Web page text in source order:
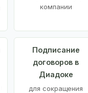
компании
Подписание
договоров в
Диадоке
для сокращения